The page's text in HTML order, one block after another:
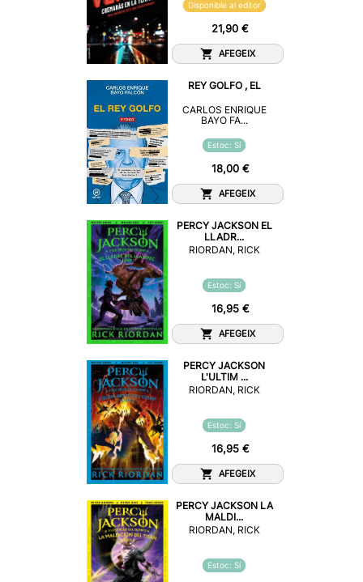
Disponible al editor
21,90 €
AFEGEIX
REY GOLFO , EL
CARLOS ENRIQUE
BAYO FA...
Estoc: Sí
18,00 €
AFEGEIX
PERCY JACKSON EL
LLADR...
RIORDAN, RICK
Estoc: Sí
16,95 €
AFEGEIX
PERCY JACKSON
L'ULTIM ...
RIORDAN, RICK
Estoc: Sí
16,95 €
AFEGEIX
PERCY JACKSON LA
MALDI...
RIORDAN, RICK
Estoc: Sí